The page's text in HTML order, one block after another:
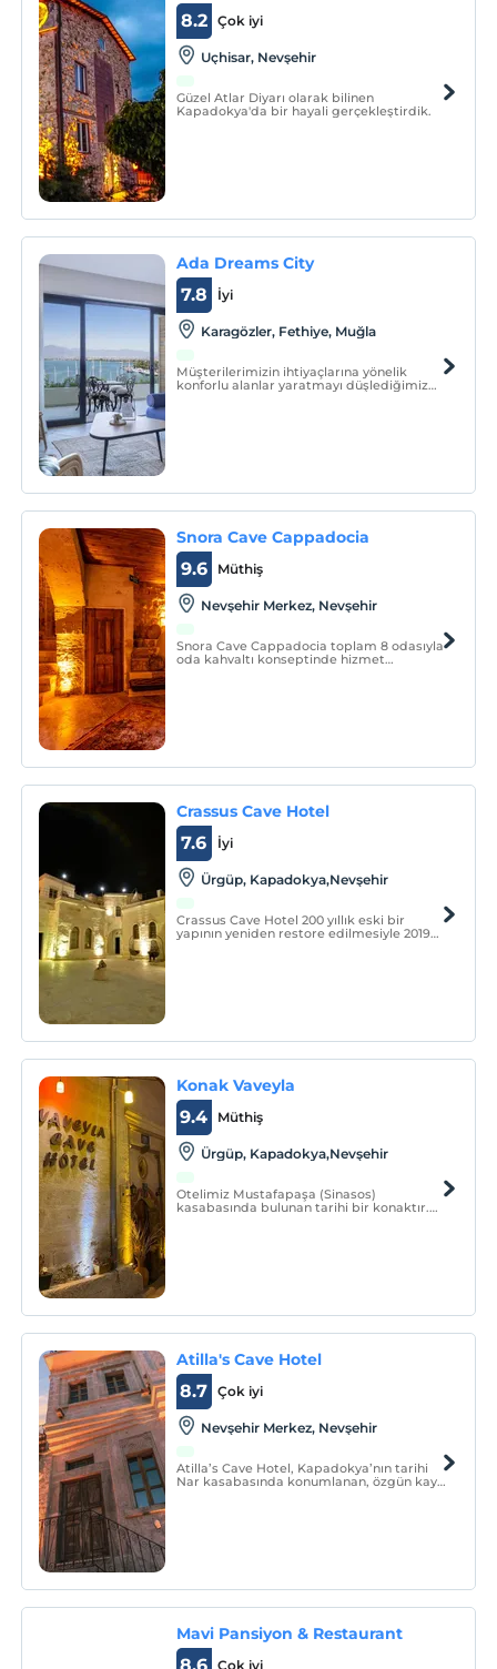
Çok iyi
8.2
Uçhisar, Nevşehir
Güzel Atlar Diyarı olarak bilinen
Kapadokya'da bir hayali gerçekleştirdik.
Ada Dreams City
İyi
7.8
Karagözler, Fethiye, Muğla
Müşterilerimizin ihtiyaçlarına yönelik
konforlu alanlar yaratmayı düşlediğimiz
Snora Cave Cappadocia
Müthiş
9.6
Nevşehir Merkez, Nevşehir
Snora Cave Cappadocia toplam 8 odasıyla
oda kahvaltı konseptinde hizmet
Crassus Cave Hotel
İyi
7.6
Ürgüp, Kapadokya,Nevşehir
Crassus Cave Hotel 200 yıllık eski bir
yapının yeniden restore edilmesiyle 2019
Konak Vaveyla
Müthiş
9.4
Ürgüp, Kapadokya,Nevşehir
Otelimiz Mustafapaşa (Sinasos)
kasabasında bulunan tarihi bir konaktır.
Atilla's Cave Hotel
Çok iyi
8.7
Nevşehir Merkez, Nevşehir
Atilla’s Cave Hotel, Kapadokya’nın tarihi
Nar kasabasında konumlanan, özgün kaya
Mavi Pansiyon & Restaurant
Çok iyi